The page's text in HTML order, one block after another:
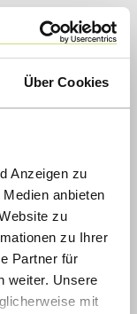
Über Cookies
Anzeigen zu
anbieten
zu
zu Ihrer
Partner für
weiter. Unsere
mit